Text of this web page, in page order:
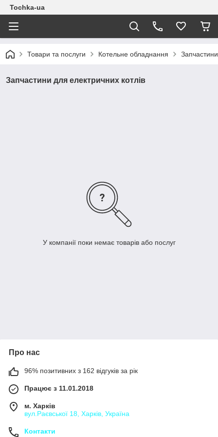
Tochka-ua
Товари та послуги Котельне обладнання
Запчастини для електричних котлів
У компанії поки немає товарів або послуг
Про нас
96% позитивних з 162 відгуків за рік
Працює з 11.01.2018
м. Харків
вул.Раєвської 18, Харків, Україна
Контакти